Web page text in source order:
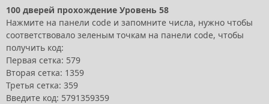
100 дверей прохождение Уровень 58
Нажмите на панели code и запомните числа, нужно чтобы
соответствовало зеленым точкам на панели code, чтобы
получить код:
Первая сетка: 579
Вторая сетка: 1359
Третья сетка: 359
Введите код: 5791359359